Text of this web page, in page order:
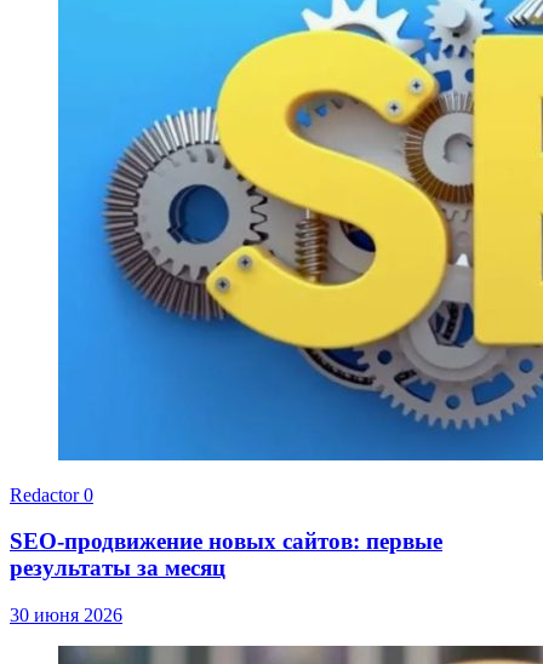
Redactor0
SEO-продвижение новых сайтов: первые
результаты за месяц
30 июня 2026